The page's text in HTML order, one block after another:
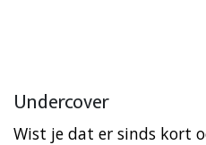
Undercover
Wist je dat er sinds kort